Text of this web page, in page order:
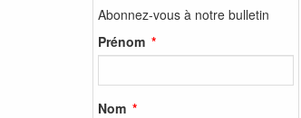
Abonnez-vous à notre bulletin
Prénom
Nom